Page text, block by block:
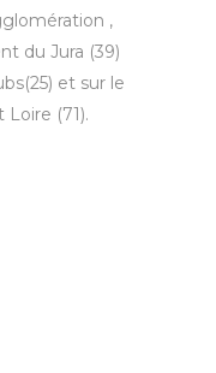
,
du Jura (39)
et sur le
(71).